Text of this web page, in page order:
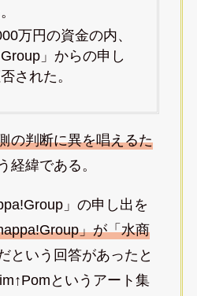
万円の資金の内、
」からの申し
された。
の判断に異を唱えるた
経緯である。
」の申し出を
」が「水商
という回答があったと
というアート集